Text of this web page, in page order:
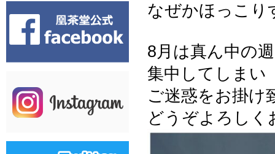
なぜかほっこり
8月は真ん中の
集中してしまい
ご迷惑をお掛け
どうぞよろしく